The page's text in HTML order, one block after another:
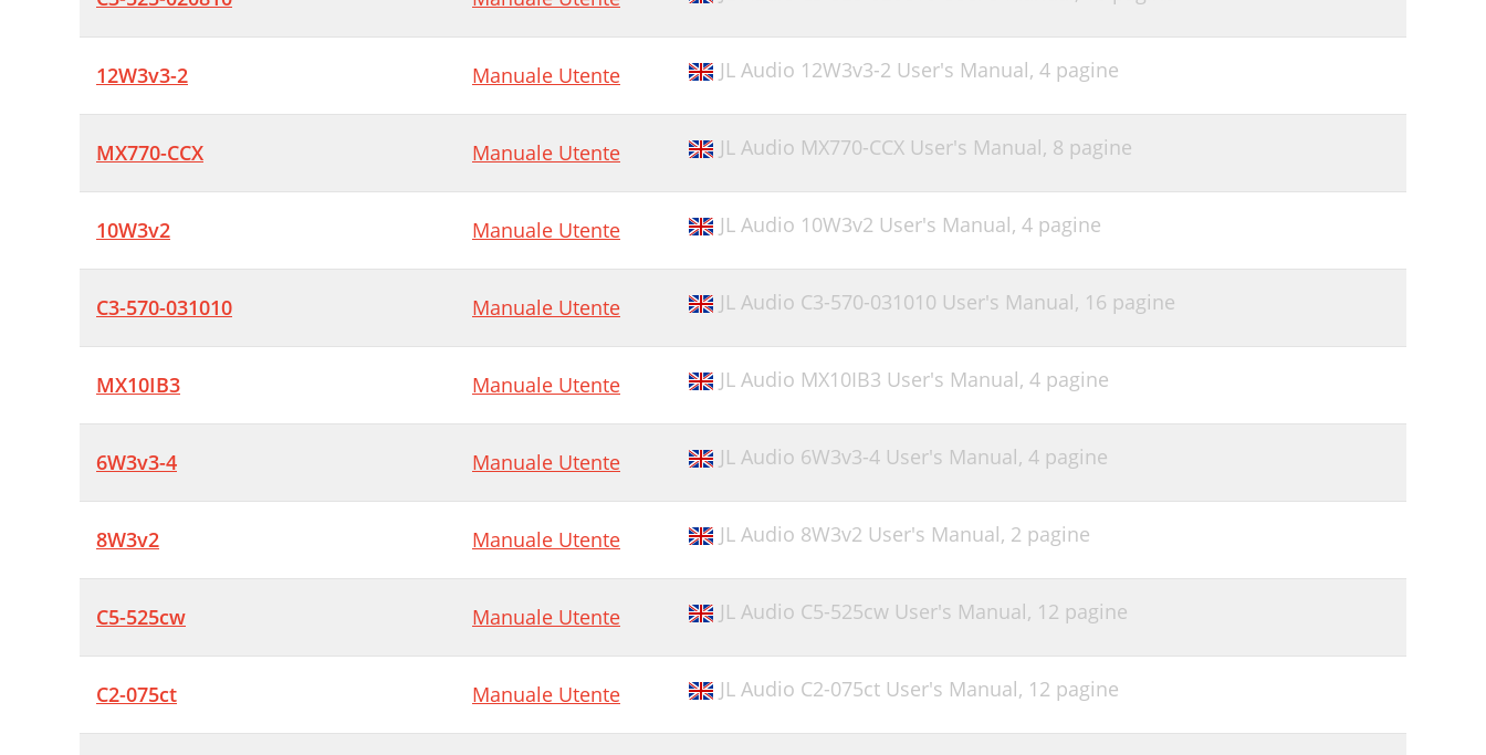
12W3v3-2 Manuale Utente JL Audio 12W3v3-2 User's Manual, 4 pagine
MX770-CCX Manuale Utente JL Audio MX770-CCX User's Manual, 8 pagine
10W3v2 Manuale Utente JL Audio 10W3v2 User's Manual, 4 pagine
C3-570-031010 Manuale Utente JL Audio C3-570-031010 User's Manual, 16 pagine
MX10IB3 Manuale Utente JL Audio MX10IB3 User's Manual, 4 pagine
6W3v3-4 Manuale Utente JL Audio 6W3v3-4 User's Manual, 4 pagine
8W3v2 Manuale Utente JL Audio 8W3v2 User's Manual, 2 pagine
C5-525cw Manuale Utente JL Audio C5-525cw User's Manual, 12 pagine
C2-075ct Manuale Utente JL Audio C2-075ct User's Manual, 12 pagine